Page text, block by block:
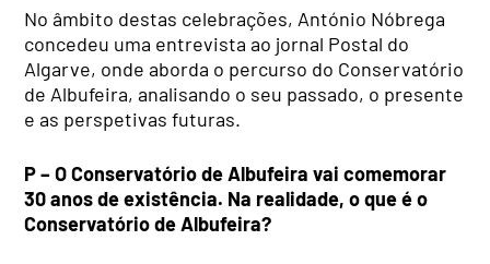
No âmbito destas celebrações, António Nóbrega
concedeu uma entrevista ao jornal Postal do
Algarve, onde aborda o percurso do Conservatório
de Albufeira, analisando o seu passado, o presente
e as perspetivas futuras.
P – O Conservatório de Albufeira vai comemorar
30 anos de existência. Na realidade, o que é o
Conservatório de Albufeira?